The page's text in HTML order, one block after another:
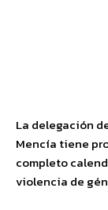
La delegación
Mencía tiene
completo
violencia de